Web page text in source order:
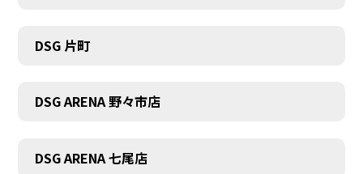
DSG 片町
DSG ARENA 野々市店
DSG ARENA 七尾店